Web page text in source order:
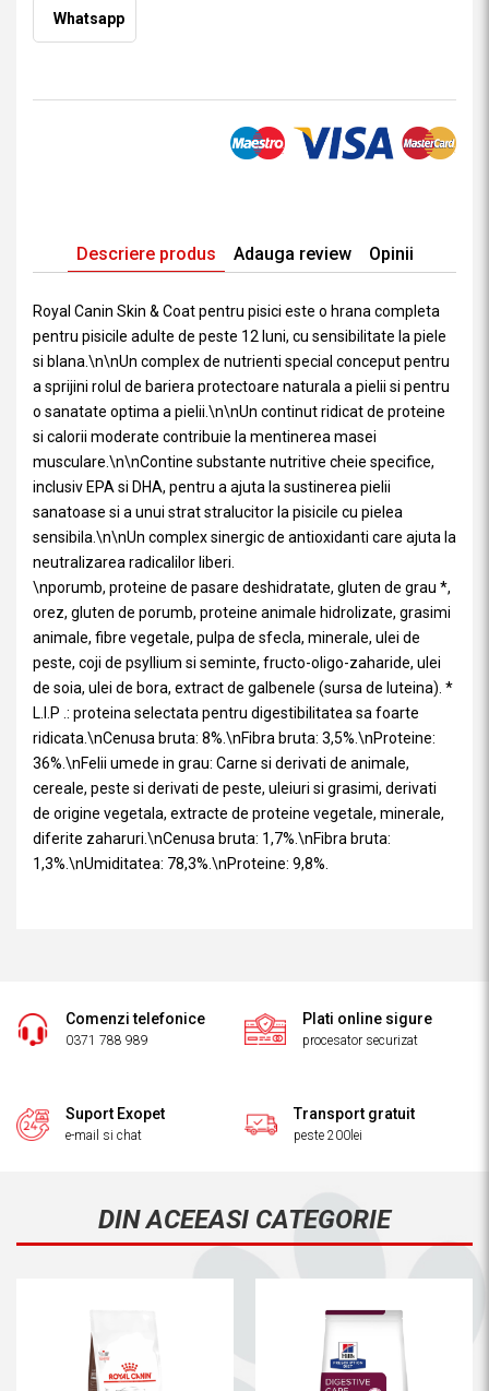
Descriere produs Adauga review Opinii
Royal Canin Skin & Coat pentru pisici este o hrana completa
pentru pisicile adulte de peste 12 luni, cu sensibilitate la piele
si blana.\n\nUn complex de nutrienti special conceput pentru
a sprijini rolul de bariera protectoare naturala a pielii si pentru
o sanatate optima a pielii.\n\nUn continut ridicat de proteine ​​
si calorii moderate contribuie la mentinerea masei
musculare.\n\nContine substante nutritive cheie specifice,
inclusiv EPA si DHA, pentru a ajuta la sustinerea pielii
sanatoase si a unui strat stralucitor la pisicile cu pielea
sensibila.\n\nUn complex sinergic de antioxidanti care ajuta la
neutralizarea radicalilor liberi.
\nporumb, proteine ​​de pasare deshidratate, gluten de grau *,
orez, gluten de porumb, proteine ​​animale hidrolizate, grasimi
animale, fibre vegetale, pulpa de sfecla, minerale, ulei de
peste, coji de psyllium si seminte, fructo-oligo-zaharide, ulei
de soia, ulei de bora, extract de galbenele (sursa de luteina). *
L.I.P .: proteina selectata pentru digestibilitatea sa foarte
ridicata.\nCenusa bruta: 8%.\nFibra bruta: 3,5%.\nProteine:
36%.\nFelii umede in grau: Carne si derivati de animale,
cereale, peste si derivati de peste, uleiuri si grasimi, derivati
de origine vegetala, extracte de proteine ​​vegetale, minerale,
diferite zaharuri.\nCenusa bruta: 1,7%.\nFibra bruta:
1,3%.\nUmiditatea: 78,3%.\nProteine: 9,8%.
Whatsapp
Comenzi telefonice
0371 788 989
Plati online sigure
procesator securizat
Suport Exopet
e-mail si chat
Transport gratuit
peste 200lei
DIN ACEEASI CATEGORIE